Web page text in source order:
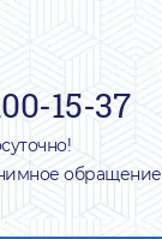
15-37
обращение